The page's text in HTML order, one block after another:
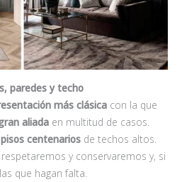
paredes y techo
más clásica con la que
aliada en multitud de casos.
pisos centenarios de techos altos.
y conservaremos y, si
que hagan falta.